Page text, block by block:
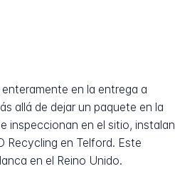
en la entrega a
allá de dejar un paquete en la
inspeccionan en el sitio, instalan
Recycling en Telford. Este
en el Reino Unido.